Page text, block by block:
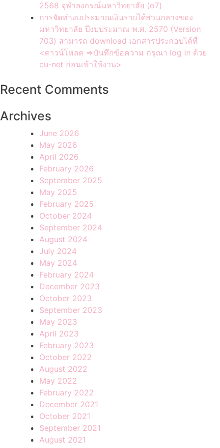
2568 จุฬาลงกรณ์มหาวิทยาลัย (o7)
การจัดทำงบประมาณเงินรายได้ส่วนกลางของ
มหาวิทยาลัย ปีงบประมาณ พ.ศ. 2570 (Version
703) สามารถ download เอกสารประกอบได้ที่
<ดาวน์โหลด =>บันทึกข้อความ กรุณา log in ด้วย
cu-net ก่อนเข้าใช้งาน>
Recent Comments
Archives
June 2026
May 2026
April 2026
February 2026
September 2025
May 2025
February 2025
October 2024
September 2024
August 2024
July 2024
May 2024
February 2024
December 2023
October 2023
September 2023
May 2023
April 2023
February 2023
October 2022
August 2022
May 2022
February 2022
December 2021
October 2021
September 2021
August 2021